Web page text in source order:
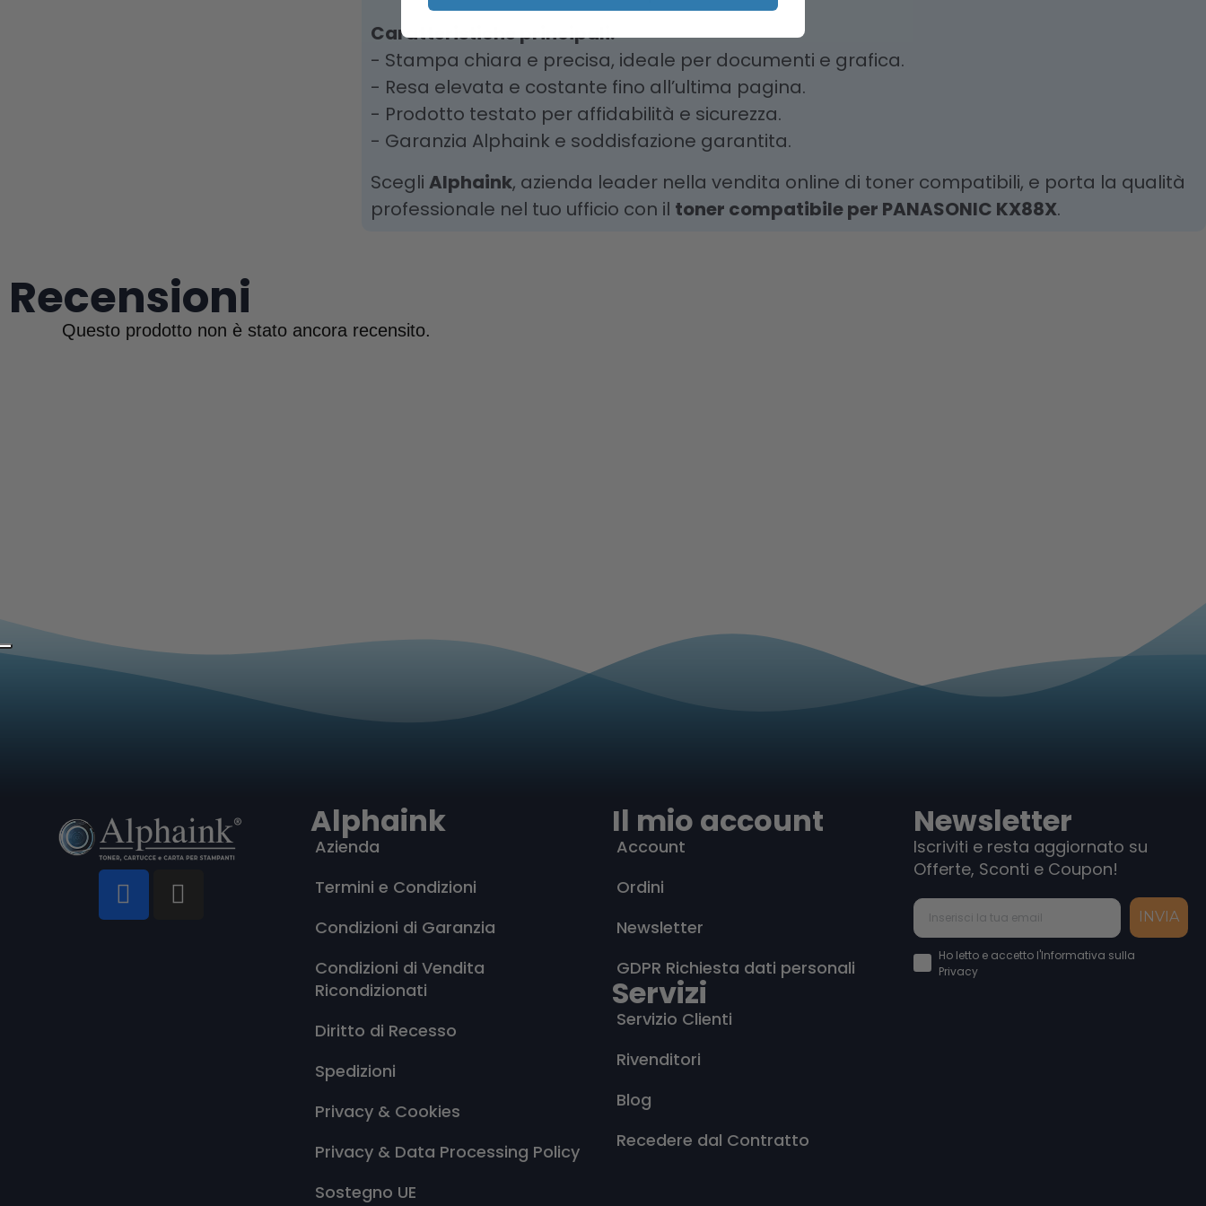
Caratteristiche principali:
- Stampa chiara e precisa, ideale per documenti e grafica.
- Resa elevata e costante fino all’ultima pagina.
- Prodotto testato per affidabilità e sicurezza.
- Garanzia Alphaink e soddisfazione garantita.
ScegliAlphaink, azienda leader nella vendita online di toner compatibili, e porta la qualità
professionale nel tuo ufficio con il toner compatibile per PANASONIC KX88X.
Recensioni
Alphaink
Azienda
Termini e Condizioni
Condizioni di Garanzia
Condizioni di Vendita
Ricondizionati
Diritto di Recesso
Spedizioni
Privacy & Cookies
Privacy & Data Processing Policy
Sostegno UE
Il mio account
Account
Ordini
Newsletter
GDPR Richiesta dati personali
Servizi
Servizio Clienti
Rivenditori
Blog
Recedere dal Contratto
Newsletter
Iscriviti e resta aggiornato su
Offerte, Sconti e Coupon!
INVIA
Accettazione Privacy Policy
Ho letto e accetto l'Informativa sulla
Privacy